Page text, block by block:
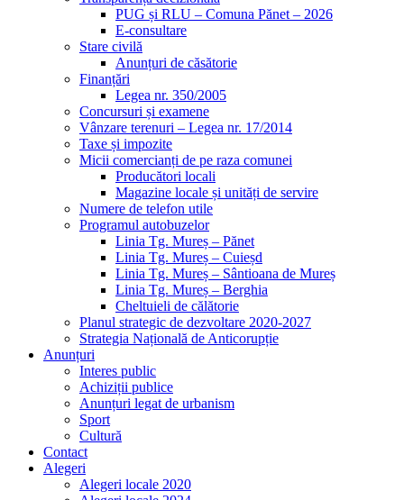
PUG și RLU – Comuna Pănet – 2026
E-consultare
Stare civilă
Anunțuri de căsătorie
Finanțări
Legea nr. 350/2005
Concursuri și examene
Vânzare terenuri – Legea nr. 17/2014
Taxe și impozite
Micii comercianți de pe raza comunei
Producători locali
Magazine locale și unități de servire
Numere de telefon utile
Programul autobuzelor
Linia Tg. Mureș – Pănet
Linia Tg. Mureș – Cuieșd
Linia Tg. Mureș – Sântioana de Mureș
Linia Tg. Mureș – Berghia
Cheltuieli de călătorie
Planul strategic de dezvoltare 2020-2027
Strategia Națională de Anticorupție
Anunțuri
Interes public
Achiziții publice
Anunțuri legat de urbanism
Sport
Cultură
Contact
Alegeri
Alegeri locale 2020